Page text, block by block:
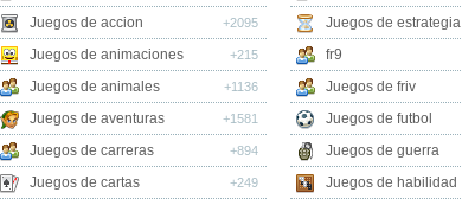
Juegos de accion +2095
Juegos de animaciones +215
Juegos de animales +1136
Juegos de aventuras +1581
Juegos de carreras +894
Juegos de cartas +249
Juegos de estrategia
fr9
Juegos de friv
Juegos de futbol
Juegos de guerra
Juegos de habilidad